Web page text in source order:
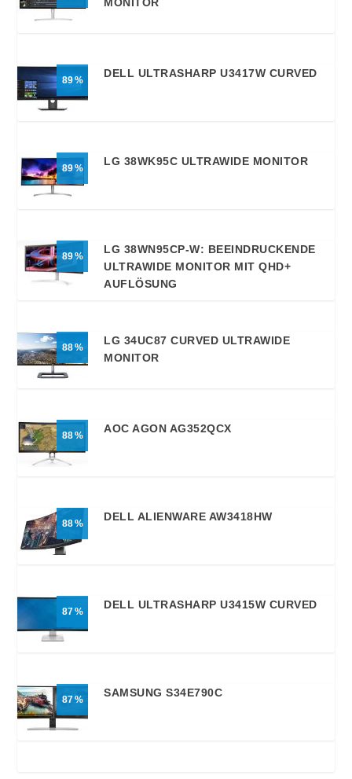
89
DELL ULTRASHARP U3417W CURVED
89
LG 38WK95C ULTRAWIDE MONITOR
89
LG 38WN95CP-W: BEEINDRUCKENDE
ULTRAWIDE MONITOR MIT QHD+
AUFLÖSUNG
88
LG 34UC87 CURVED ULTRAWIDE
MONITOR
88
AOC AGON AG352QCX
88
DELL ALIENWARE AW3418HW
87
DELL ULTRASHARP U3415W CURVED
87
SAMSUNG S34E790C